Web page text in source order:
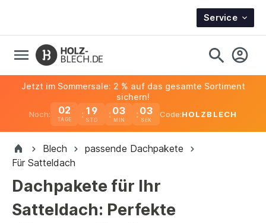
Service
Noch: 02
TAGE
19 03 02
Jetzt im Sommersale: 2 % auf das gesamte Sortiment
sichern!
Code:HOLZBLECH
Blech
passende Dachpakete
Für Satteldach
Dachpakete für Ihr
Satteldach: Perfekte